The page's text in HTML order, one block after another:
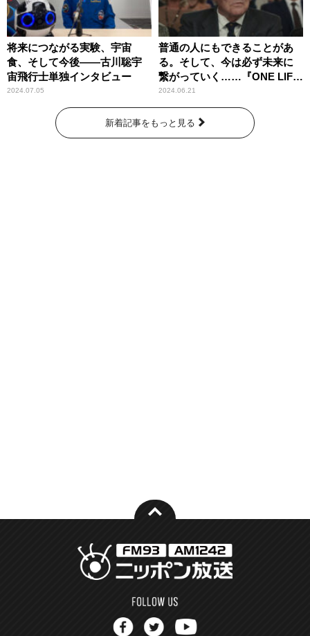
将来につながる実験、宇宙
食、そして今後――古川聡宇
宙飛行士単独インタビュー
2024.07.05
普通の人にもできることがあ
る。そして、今は必ず未来に
繋がっていく……『ONE LIFE
奇跡が繋いだ6000の命』
2024.06.21
新着記事をもっと見る